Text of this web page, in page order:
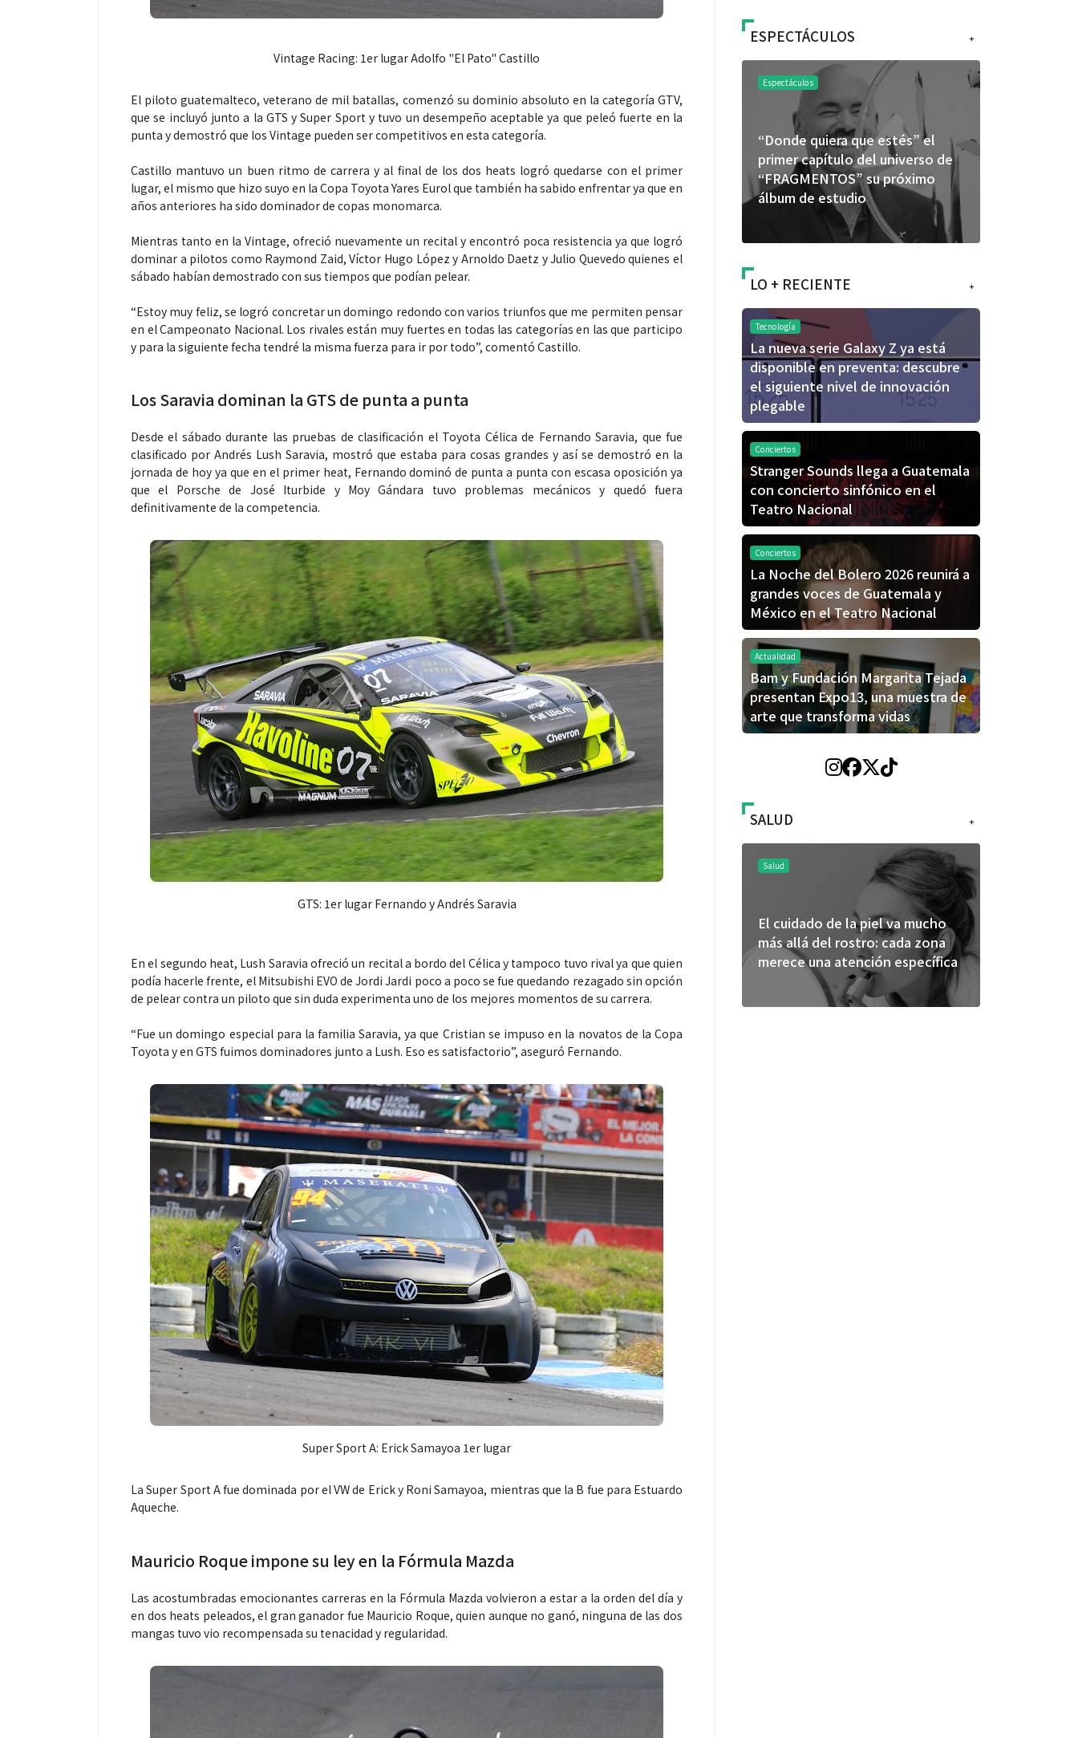
Vintage Racing: 1er lugar Adolfo "El Pato" Castillo
El piloto guatemalteco, veterano de mil batallas, comenzó su dominio absoluto en la categoría GTV,
que se incluyó junto a la GTS y Super Sport y tuvo un desempeño aceptable ya que peleó fuerte en la
punta y demostró que los Vintage pueden ser competitivos en esta categoría.
Castillo mantuvo un buen ritmo de carrera y al final de los dos heats logró quedarse con el primer
lugar, el mismo que hizo suyo en la Copa Toyota Yares Eurol que también ha sabido enfrentar ya que en
años anteriores ha sido dominador de copas monomarca.
Mientras tanto en la Vintage, ofreció nuevamente un recital y encontró poca resistencia ya que logró
dominar a pilotos como Raymond Zaid, Víctor Hugo López y Arnoldo Daetz y Julio Quevedo quienes el
sábado habían demostrado con sus tiempos que podían pelear.
“Estoy muy feliz, se logró concretar un domingo redondo con varios triunfos que me permiten pensar
en el Campeonato Nacional. Los rivales están muy fuertes en todas las categorías en las que participo
y para la siguiente fecha tendré la misma fuerza para ir por todo”, comentó Castillo.
Los Saravia dominan la GTS de punta a punta
Desde el sábado durante las pruebas de clasificación el Toyota Célica de Fernando Saravia, que fue
clasificado por Andrés Lush Saravia, mostró que estaba para cosas grandes y así se demostró en la
jornada de hoy ya que en el primer heat, Fernando dominó de punta a punta con escasa oposición ya
que el Porsche de José Iturbide y Moy Gándara tuvo problemas mecánicos y quedó fuera
definitivamente de la competencia.
GTS: 1er lugar Fernando y Andrés Saravia
En el segundo heat, Lush Saravia ofreció un recital a bordo del Célica y tampoco tuvo rival ya que quien
podía hacerle frente, el Mitsubishi EVO de Jordi Jardi poco a poco se fue quedando rezagado sin opción
de pelear contra un piloto que sin duda experimenta uno de los mejores momentos de su carrera.
“Fue un domingo especial para la familia Saravia, ya que Cristian se impuso en la novatos de la Copa
Toyota y en GTS fuimos dominadores junto a Lush. Eso es satisfactorio”, aseguró Fernando.
Super Sport A: Erick Samayoa 1er lugar
La Super Sport A fue dominada por el VW de Erick y Roni Samayoa, mientras que la B fue para Estuardo
Aqueche.
Mauricio Roque impone su ley en la Fórmula Mazda
Las acostumbradas emocionantes carreras en la Fórmula Mazda volvieron a estar a la orden del día y
en dos heats peleados, el gran ganador fue Mauricio Roque, quien aunque no ganó, ninguna de las dos
mangas tuvo vio recompensada su tenacidad y regularidad.
+
ESPECTÁCULOS
Espectáculos
“Donde quiera que estés” el
primer capítulo del universo de
“FRAGMENTOS” su próximo
álbum de estudio
Shakira rompe récords con “Dai
mundial en Spotify y Billboard
La marimba une generaciones: el
transforma la tradición en un
espectáculo para todos
“Donde quiera que estés” el
“FRAGMENTOS” su próximo
+
LO + RECIENTE
Tecnología
La nueva serie Galaxy Z ya está
disponible en preventa: descubre
el siguiente nivel de innovación
plegable
Conciertos
Stranger Sounds llega a Guatemala
con concierto sinfónico en el
Teatro Nacional
Conciertos
La Noche del Bolero 2026 reunirá a
grandes voces de Guatemala y
México en el Teatro Nacional
Actualidad
Bam y Fundación Margarita Tejada
presentan Expo13, una muestra de
arte que transforma vidas
+
SALUD
usan los
El cuidado de la piel va mucho
más allá del rostro: cada zona
merece una atención específica
Salud
productos “DETOX”
Salud
usan los atletas para rendir
mejor
una atención específica